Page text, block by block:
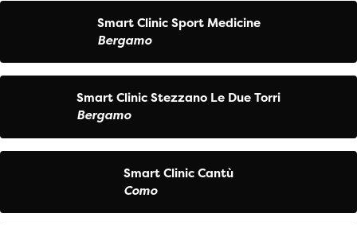
Smart Clinic Sport Medicine
Bergamo
Smart Clinic Stezzano Le Due Torri
Bergamo
Smart Clinic Cantù
Como